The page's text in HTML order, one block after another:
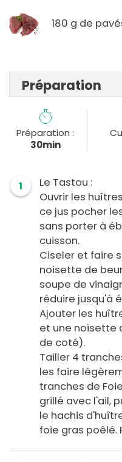
180 g de
Préparation
Préparation :
30min
1
Le Tastou :
Ouvrir les
ce jus pocher
sans porter à
cuisson.
Ciseler et faire
noisette de
soupe de
réduire jusqu'à
Ajouter les
et une noisette
de coté).
Tailler 4
les faire
tranches de
grillé avec l'ail,
le hachis
foie gras poêlé.